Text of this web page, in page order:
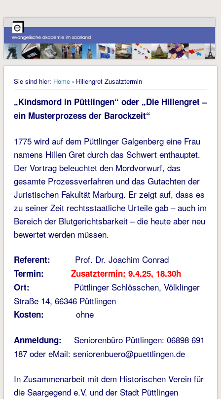
Sie sind hier: Home› Hillengret Zusatztermin
„Kindsmord in Püttlingen“ oder „Die Hillengret –
ein Musterprozess der Barockzeit“
1775 wird auf dem Püttlinger Galgenberg eine Frau
namens Hillen Gret durch das Schwert enthauptet.
Der Vortrag beleuchtet den Mordvorwurf, das
gesamte Prozessverfahren und das Gutachten der
Juristischen Fakultät Marburg. Er zeigt auf, dass es
zu seiner Zeit rechtsstaatliche Urteile gab – auch im
Bereich der Blutgerichtsbarkeit – die heute aber neu
bewertet werden müssen.
Referent: Prof. Dr. Joachim Conrad
Termin:
Zusatztermin: 9.4.25, 18.30h
Ort: Püttlinger Schlösschen, Völklinger
Straße 14, 66346 Püttlingen
Kosten: ohne
Anmeldung: Seniorenbüro Püttlingen: 06898 691
187 oder eMail: seniorenbuero@puettlingen.de
In Zusammenarbeit mit dem Historischen Verein für
die Saargegend e.V. und der Stadt Püttlingen